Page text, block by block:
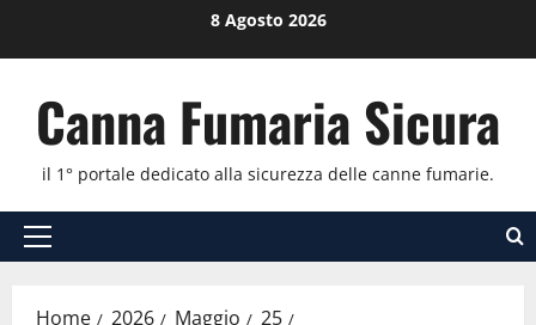
8 Agosto 2026
Canna Fumaria Sicura
il 1° portale dedicato alla sicurezza delle canne fumarie.
Menu
Home 2026 Maggio
25